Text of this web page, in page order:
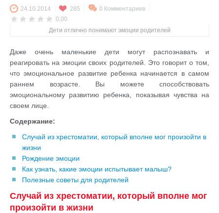
24.10.2014 285
0 Комментариев
0,00
Дети отлично понимают эмоции родителей
Даже очень маленькие дети могут распознавать и
реагировать на эмоции своих родителей. Это говорит о том,
что эмоциональное развитие ребенка начинается в самом
раннем возрасте. Вы можете способствовать
эмоциональному развитию ребенка, показывая чувства на
своем лице.
Содержание:
Случай из хрестоматии, который вполне мог произойти в
жизни
Рождение эмоции
Как узнать, какие эмоции испытывает малыш?
Полезные советы для родителей
Случай из хрестоматии, который вполне мог
произойти в жизни